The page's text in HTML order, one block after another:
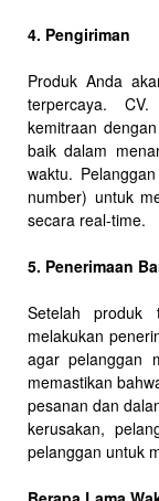
4. Pengiriman
Produk Anda
terpercaya.
kemitraan
baik dalam
waktu.
number) untuk
secara real-time.
5. Penerimaan
Setelah produk
melakukan
agar pelanggan
memastikan
pesanan dan
kerusakan,
pelanggan untuk